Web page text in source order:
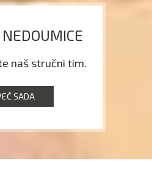
naš stručni tim.
SADA